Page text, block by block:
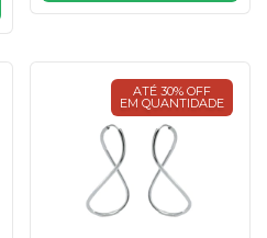
ATÉ 30% OFF
EM QUANTIDADE